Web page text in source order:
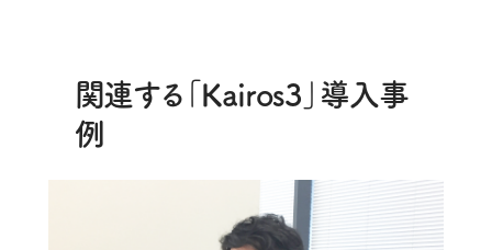
関連する「Kairos3」導入事
例